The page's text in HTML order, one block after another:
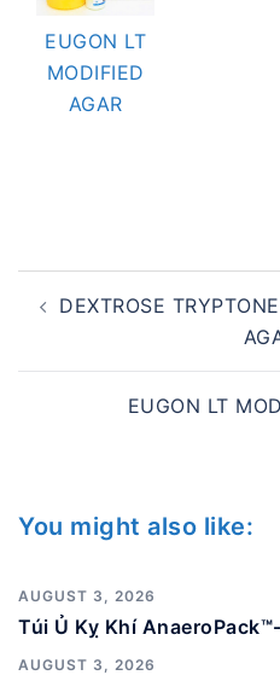
EUGON LT
MODIFIED
AGAR
navigation
DEXTROSE
EUGON LT
You might also like:
AUGUST 3, 2026
Túi Ủ Kỵ Khí
AUGUST 3, 2026